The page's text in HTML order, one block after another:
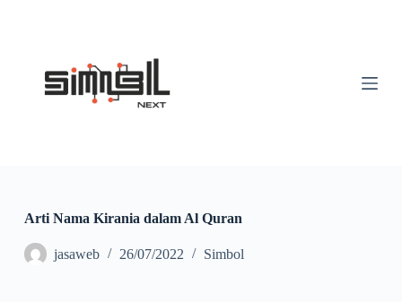
Arti Nama Kirania dalam Al Quran
jasaweb 26/07/2022 Simbol